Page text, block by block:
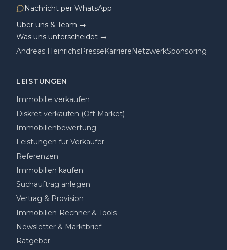
Nachricht per WhatsApp
Über uns & Team →
Was uns unterscheidet →
Andreas HeinrichsPresseKarriereNetzwerkSponsoring
LEISTUNGEN
Immobilie verkaufen
Diskret verkaufen (Off-Market)
Immobilienbewertung
Leistungen für Verkäufer
Referenzen
Immobilien kaufen
Suchauftrag anlegen
Vertrag & Provision
Immobilien-Rechner & Tools
Newsletter & Marktbrief
Ratgeber